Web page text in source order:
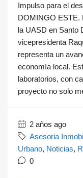
Impulso para el
DOMINGO ESTE.
la UASD en Santo
vicepresidenta
representa un
economía local.
laboratorios, con
proyecto no solo
2 años ago
Asesoria
Urbano, Noticias,
0